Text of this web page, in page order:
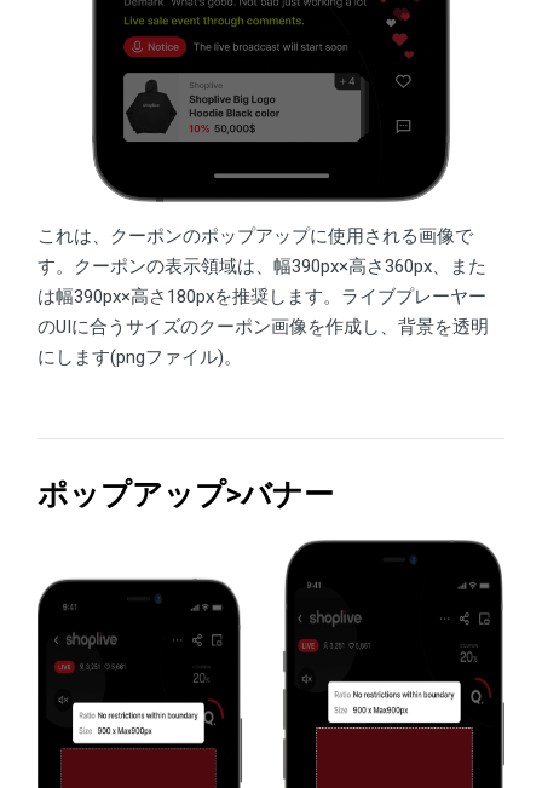
これは、クーポンのポップアップに使用される画像で
す。クーポンの表示領域は、幅390px×高さ360px、また
は幅390px×高さ180pxを推奨します。ライブプレーヤー
のUIに合うサイズのクーポン画像を作成し、背景を透明
にします(pngファイル)。
ポップアップ>バナー